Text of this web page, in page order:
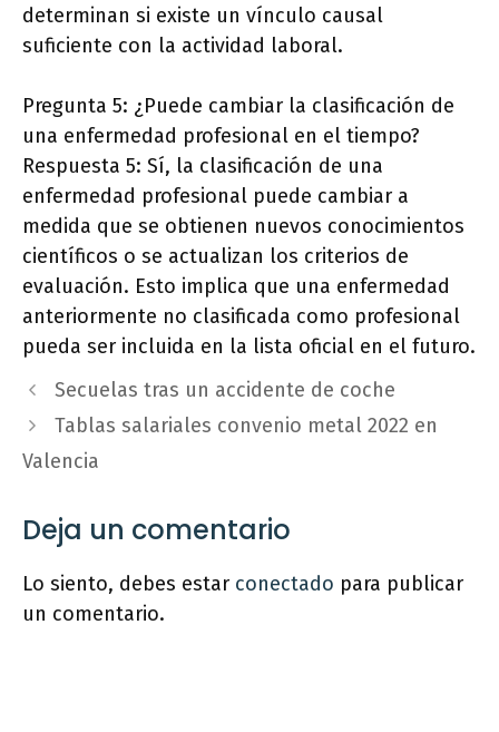
determinan si existe un vínculo causal
suficiente con la actividad laboral.
Pregunta 5: ¿Puede cambiar la clasificación de
una enfermedad profesional en el tiempo?
Respuesta 5: Sí, la clasificación de una
enfermedad profesional puede cambiar a
medida que se obtienen nuevos conocimientos
científicos o se actualizan los criterios de
evaluación. Esto implica que una enfermedad
anteriormente no clasificada como profesional
pueda ser incluida en la lista oficial en el futuro.
Secuelas tras un accidente de coche
Tablas salariales convenio metal 2022 en
Valencia
Deja un comentario
Lo siento, debes estar conectado para publicar
un comentario.